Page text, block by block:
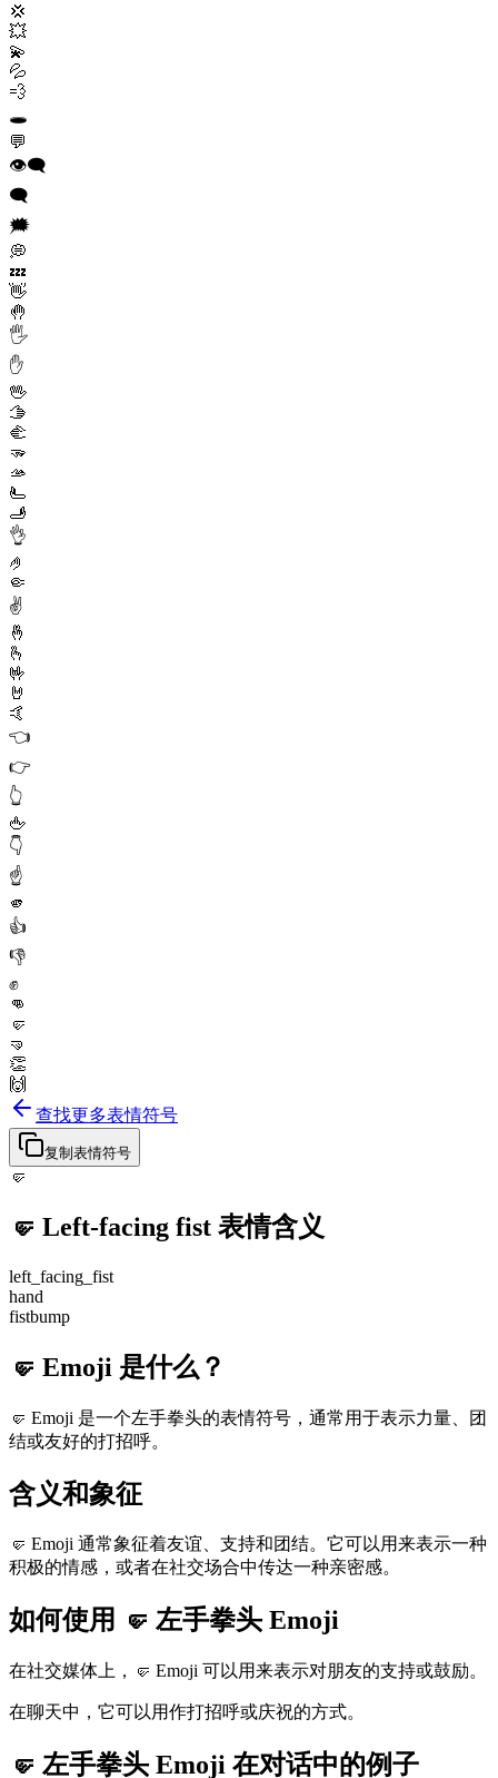
💢
💥
💫
💦
💨
🕳️
💬
👁️‍🗨️
🗨️
🗯️
💭
💤
👋
🤚
🖐️
✋
🖖
🫱
🫲
🫳
🫴
🫷
🫸
👌
🤌
🤏
✌️
🤞
🫰
🤟
🤘
🤙
👈
👉
👆
🖕
👇
☝️
🫵
👍
👎
✊
👊
🤛
🤜
👏
🙌
查找更多表情符号
复制表情符号
🤛
🤛 Left-facing fist 表情含义
left_facing_fist
hand
fistbump
🤛 Emoji 是什么？
🤛 Emoji 是一个左手拳头的表情符号，通常用于表示力量、团
结或友好的打招呼。
含义和象征
🤛 Emoji 通常象征着友谊、支持和团结。它可以用来表示一种
积极的情感，或者在社交场合中传达一种亲密感。
如何使用 🤛 左手拳头 Emoji
在社交媒体上，🤛 Emoji 可以用来表示对朋友的支持或鼓励。
在聊天中，它可以用作打招呼或庆祝的方式。
🤛 左手拳头 Emoji 在对话中的例子